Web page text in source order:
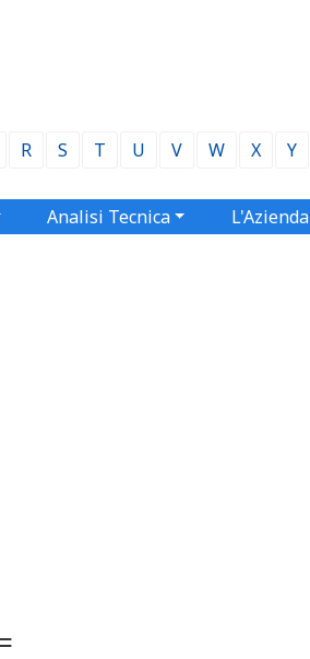
R S T U V W X Y
Analisi Tecnica L'Azienda